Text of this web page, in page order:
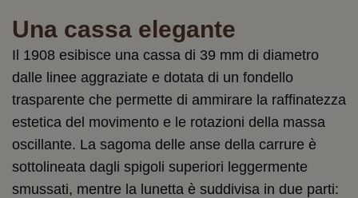
Una cassa elegante
Il 1908 esibisce una cassa di 39 mm di diametro
dalle linee aggraziate e dotata di un fondello
trasparente che permette di ammirare la raffinatezza
estetica del movimento e le rotazioni della massa
oscillante. La sagoma delle anse della carrure è
sottolineata dagli spigoli superiori leggermente
smussati, mentre la lunetta è suddivisa in due parti: